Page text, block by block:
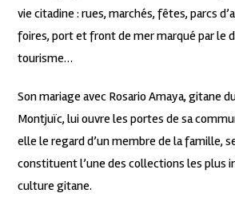
vie citadine : rues, marchés, fêtes, parcs
foires, port et front de mer marqué par le
tourisme…
Son mariage avec Rosario Amaya, gitane
Montjuïc, lui ouvre les portes de sa
elle le regard d’un membre de la famille,
constituent l’une des collections les plus
culture gitane.